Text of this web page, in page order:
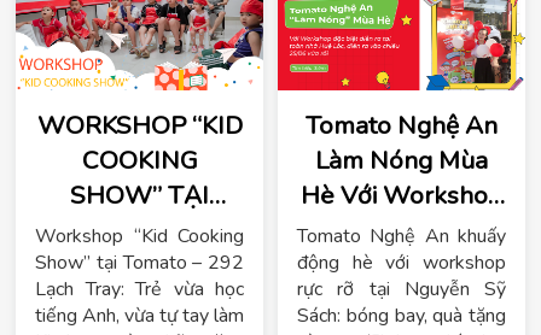
WORKSHOP “KID
COOKING
SHOW” TẠI
TOMATO – KHI
TRẺ EM VỪA
HỌC TIẾNG ANH
Workshop “Kid Cooking
Show” tại Tomato – 292
Lạch Tray: Trẻ vừa học
tiếng Anh, vừa tự tay làm
Tomato Nghệ An
Làm Nóng Mùa
Hè Với Workshop
Đặc Biệt Tại Tòa
Nhà Huệ Lộc
Tomato Nghệ An khuấy
động hè với workshop
rực rỡ tại Nguyễn Sỹ
Sách: bóng bay, quà tặng